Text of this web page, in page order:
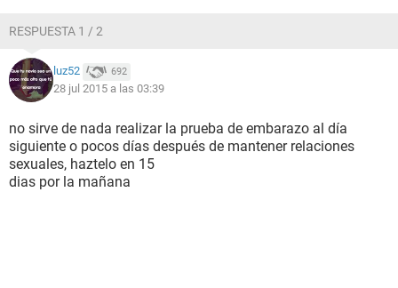
RESPUESTA 1 / 2
luz52 692
28 jul 2015 a las 03:39
no sirve de nada realizar la prueba de embarazo al día
siguiente o pocos días después de mantener relaciones
sexuales, haztelo en 15
dias por la mañana